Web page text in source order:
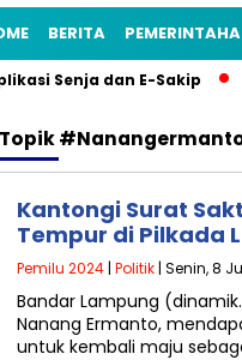
BERITA
Senja dan E-Sakip
Topik
Kantongi Surat
Tempur di Pilkada
Pemilu 2024 | Politik | Senin, 8
Bandar Lampung
Nanang Ermanto,
untuk kembali maju